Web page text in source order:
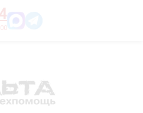
УСЛУГИ